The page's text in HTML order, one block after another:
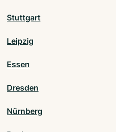
Stuttgart
Leipzig
Essen
Dresden
Nürnberg